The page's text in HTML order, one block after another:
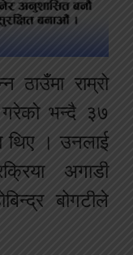
ठाउँमा राम्रो
गरेको भन्दै ३७
थिए । उनलाई
अगाडी
बोगटीले